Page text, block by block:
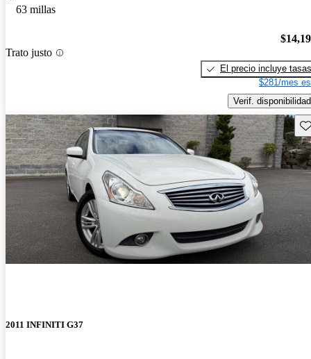
63 millas
Trato justo
El precio incluye tasas
$281/mes
Verif. disponibilidad
2011 INFINITI G37